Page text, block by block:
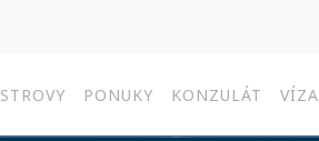
PONUKY KONZULÁT VÍZA